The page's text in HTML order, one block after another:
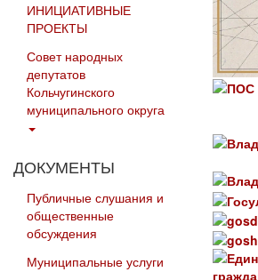
ИНИЦИАТИВНЫЕ
ПРОЕКТЫ
Совет народных
депутатов
Кольчугинского
муниципального округа
ДОКУМЕНТЫ
Публичные слушания и
общественные
обсуждения
Муниципальные услуги